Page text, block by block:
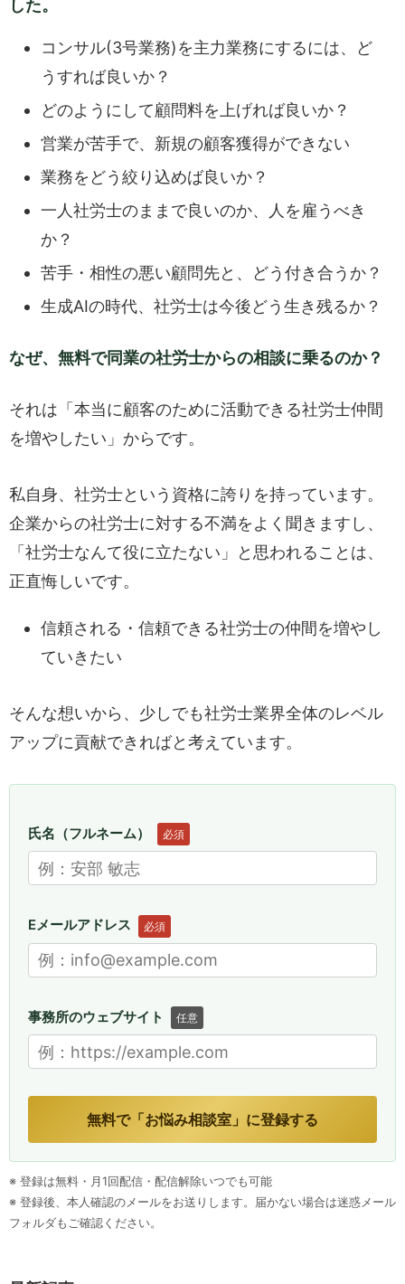
した。
コンサル(3号業務)を主力業務にするには、ど
うすれば良いか？
どのようにして顧問料を上げれば良いか？
営業が苦手で、新規の顧客獲得ができない
業務をどう絞り込めば良いか？
一人社労士のままで良いのか、人を雇うべき
か？
苦手・相性の悪い顧問先と、どう付き合うか？
生成AIの時代、社労士は今後どう生き残るか？
なぜ、無料で同業の社労士からの相談に乗るのか？
それは「本当に顧客のために活動できる社労士仲間
を増やしたい」からです。
私自身、社労士という資格に誇りを持っています。
企業からの社労士に対する不満をよく聞きますし、
「社労士なんて役に立たない」と思われることは、
正直悔しいです。
信頼される・信頼できる社労士の仲間を増やし
ていきたい
そんな想いから、少しでも社労士業界全体のレベル
アップに貢献できればと考えています。
氏名（フルネーム） 必須
Eメールアドレス 必須
事務所のウェブサイト 任意
無料で「お悩み相談室」に登録する
※ 登録は無料・月1回配信・配信解除いつでも可能
※ 登録後、本人確認のメールをお送りします。届かない場合は迷惑メール
フォルダもご確認ください。